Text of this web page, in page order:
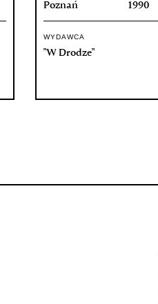
Poznań 1990
WYDAWCA
"W Drodze"